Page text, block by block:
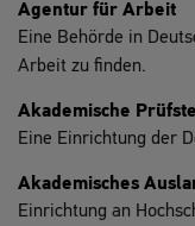
Agentur für Arbeit
Eine Behörde in
Arbeit zu finden.
Akademische
Eine Einrichtung der
Akademisches
Einrichtung an